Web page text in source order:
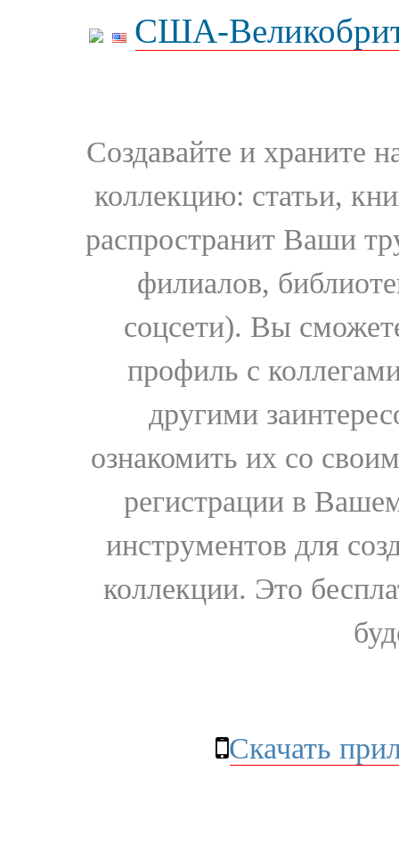
США-
Создавайте и храните
коллекцию: статьи,
распространит Ваши
филиалов,
соцсети). Вы
профиль с
другими
ознакомить их со
регистрации в
инструментов для
коллекции. Это
Скачать